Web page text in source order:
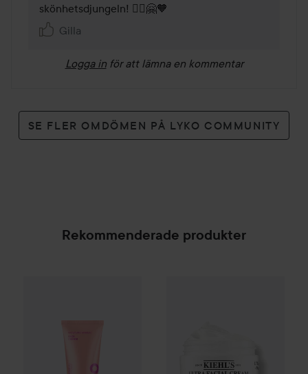
skönhetsdjungeln! 🙆‍♀️🤗🧡
Gilla
Logga in för att lämna en kommentar
SE FLER OMDÖMEN PÅ LYKO COMMUNITY
Rekommenderade produkter